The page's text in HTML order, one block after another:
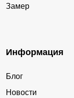
Замер
Информация
Блог
Новости